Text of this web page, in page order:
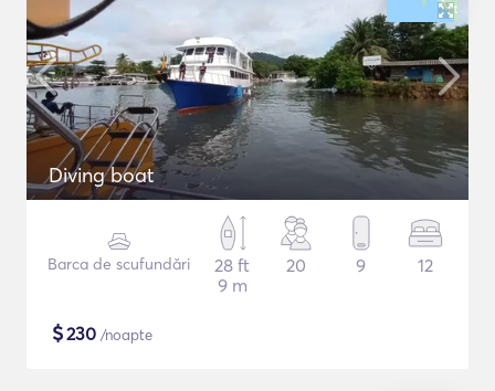
Diving boat
Barca de scufundări
28 ft
9 m
20 9 12
$230 /noapte